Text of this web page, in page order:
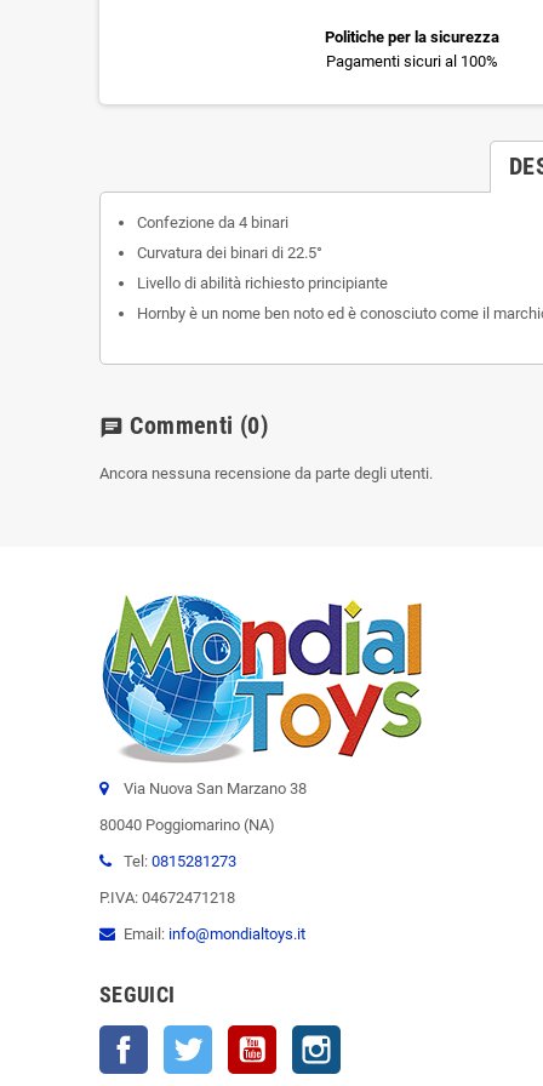
Politiche per la sicurezza
Pagamenti sicuri al 100%
Confezione da 4 binari
Curvatura dei binari di 22.5°
Livello di abilità richiesto principiante
Hornby è un nome ben noto ed è conosciuto come il
chat Commenti (0)
Ancora nessuna recensione da parte degli utenti.
Via Nuova San Marzano 38
80040 Poggiomarino (NA)
Tel: 0815281273
P.IVA: 04672471218
Email: info@mondialtoys.it
SEGUICI
Facebook Twitter YouTube